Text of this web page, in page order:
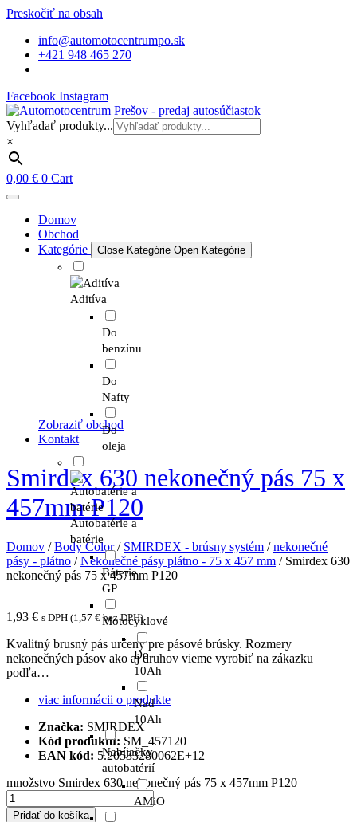
Preskočiť na obsah
info@automotocentrumpo.sk
+421 948 465 270
Facebook Instagram
Vyhľadať produkty...
×
0,00 € 0 Cart
Domov
Obchod
Kategórie
Close Kategórie Open Kategórie
Aditíva
Do
benzínu
Do
Nafty
Do
oleja
Autobatérie a
batérie
Báterie
GP
Motocyklové
Do
10Ah
Nad
10Ah
Nabíjačky
autobatérií
AMiO
Zobraziť obchod
Kontakt
Smirdex 630 nekonečný pás 75 x
457mm P120
Domov /Body Color/ SMIRDEX - brúsny systém /nekonečné
pásy - plátno /Nekonečné pásy plátno - 75 x 457 mm / Smirdex 630
nekonečný pás 75 x 457mm P120
1,93 € s DPH (1,57 €bez DPH)
Kvalitný brusný pás určený pre pásové brúsky. Rozmery
nekonečných pásov ako aj druhov vieme vyrobiť na zákazku
podľa…
viac informácii o produkte
Značka: SMIRDEX
Kód produktu: SM_457120
EAN kód: 5.20533280062E+12
množstvo Smirdex 630 nekonečný pás 75 x 457mm P120
Pridať do košíka